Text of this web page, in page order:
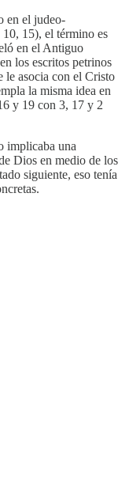
en el judeo-
15), el término es
en el Antiguo
los escritos petrinos
le asocia con el Cristo
la misma idea en
y 19 con 3, 17 y 2
implicaba una
Dios en medio de los
siguiente, eso tenía